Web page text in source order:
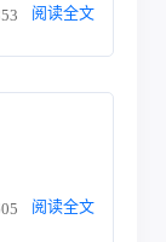
阅读全文
阅读全文